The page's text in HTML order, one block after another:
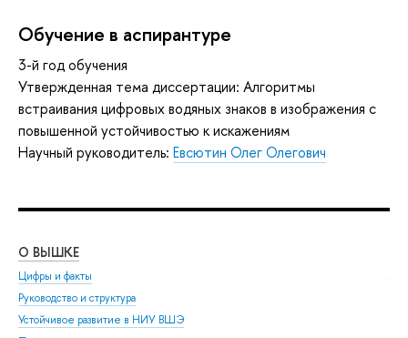
Обучение в аспирантуре
3-й год обучения
Утвержденная тема диссертации: Алгоритмы
встраивания цифровых водяных знаков в изображения с
повышенной устойчивостью к искажениям
Научный руководитель: Евсютин Олег Олегович
О ВЫШКЕ
Цифры и факты
Руководство и структура
Устойчивое развитие в НИУ ВШЭ